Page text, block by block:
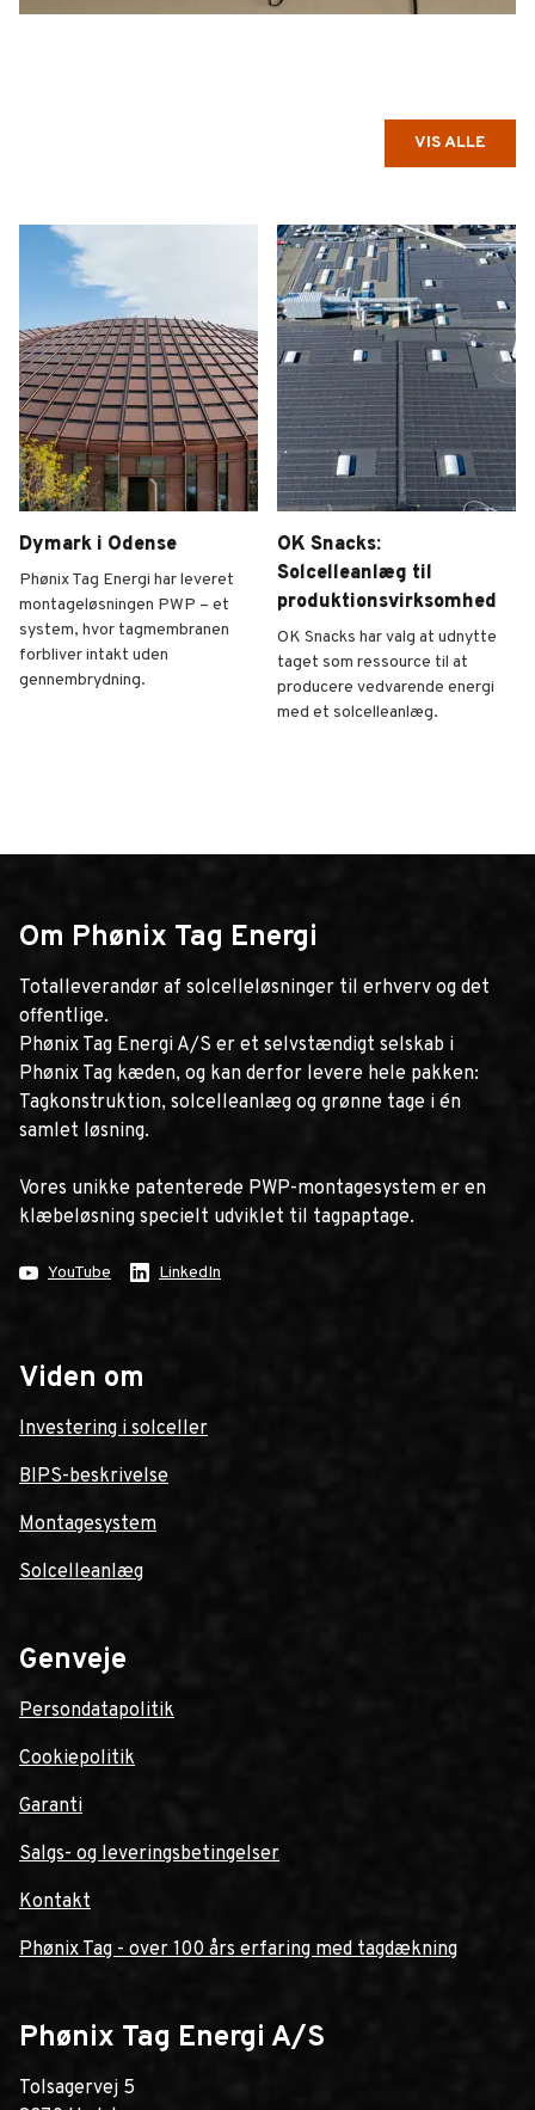
VIS ALLE
Dymark i Odense
Phønix Tag Energi har leveret
montageløsningen PWP – et
system, hvor tagmembranen
forbliver intakt uden
gennembrydning.
Dymark i Odense
OK Snacks:
Solcelleanlæg til
produktionsvirksomhed
OK Snacks har valg at udnytte
taget som ressource til at
producere vedvarende energi
med et solcelleanlæg.
OK Snacks:
Om Phønix Tag Energi
Totalleverandør af solcelleløsninger til erhverv og det
offentlige.
Phønix Tag Energi A/S er et selvstændigt selskab i
Phønix Tag kæden, og kan derfor levere hele pakken:
Tagkonstruktion, solcelleanlæg og grønne tage i én
samlet løsning.
Vores unikke patenterede PWP-montagesystem er en
klæbeløsning specielt udviklet til tagpaptage.
YouTube LinkedIn
Viden om
Investering i solceller
BIPS-beskrivelse
Montagesystem
Solcelleanlæg
Genveje
Persondatapolitik
Cookiepolitik
Garanti
Salgs- og leveringsbetingelser
Kontakt
Phønix Tag - over 100 års erfaring med tagdækning
Phønix Tag Energi A/S
Tolsagervej 5